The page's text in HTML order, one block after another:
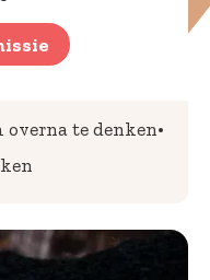
overna te denken•